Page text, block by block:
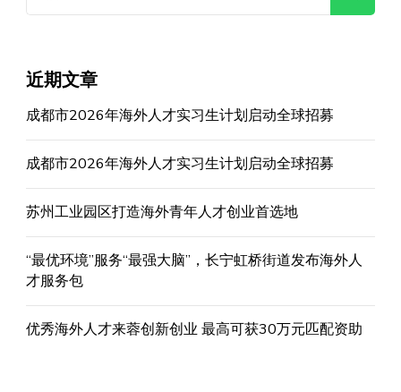
索：
近期文章
成都市2026年海外人才实习生计划启动全球招募
成都市2026年海外人才实习生计划启动全球招募
苏州工业园区打造海外青年人才创业首选地
“最优环境”服务“最强大脑”，长宁虹桥街道发布海外人
才服务包
优秀海外人才来蓉创新创业 最高可获30万元匹配资助